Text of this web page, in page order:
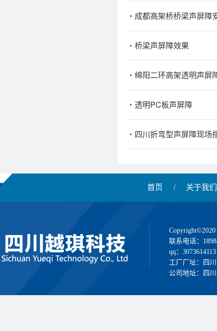
成都高架桥桥梁声屏障
桥梁声屏障效果
绵阳二环高架透明声屏
透明PC板声屏障
四川折弯型声屏障现场
首页 / 关于我们
联系电话：
qq：3073614113
工厂厂址：四
公司地址：四